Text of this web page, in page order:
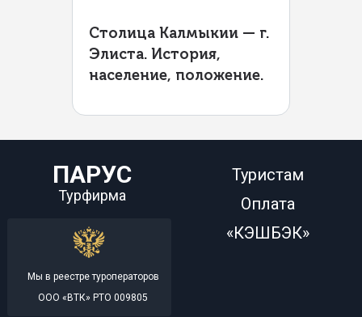
Столица Калмыкии — г.
Элиста. История,
население, положение.
ПАРУС
Турфирма
Мы в реестре туроператоров
ООО «ВТК» РТО 009805
Туристам
Оплата
«КЭШБЭК»